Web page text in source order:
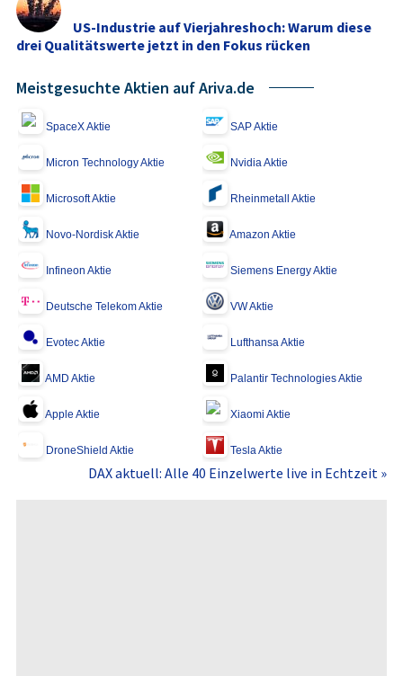
US-Industrie auf Vierjahreshoch: Warum diese
drei Qualitätswerte jetzt in den Fokus rücken
Meistgesuchte Aktien auf Ariva.de
SpaceX Aktie SAP Aktie
Micron Technology Aktie Nvidia Aktie
Microsoft Aktie Rheinmetall Aktie
Novo-Nordisk Aktie Amazon Aktie
Infineon Aktie Siemens Energy Aktie
Deutsche Telekom Aktie VW Aktie
Evotec Aktie Lufthansa Aktie
AMD Aktie Palantir Technologies Aktie
Apple Aktie Xiaomi Aktie
DroneShield Aktie Tesla Aktie
DAX aktuell: Alle 40 Einzelwerte live in Echtzeit »